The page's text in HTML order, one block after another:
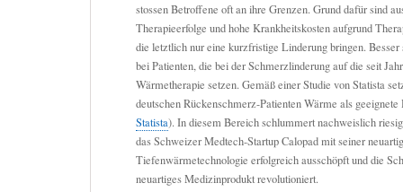
stossen Betroffene oft an ihre Grenzen. Grund dafür sind
Therapieerfolge und hohe Krankheitskosten aufgrund
die letztlich nur eine kurzfristige Linderung bringen. Besser
bei Patienten, die bei der Schmerzlinderung auf die seit
Wärmetherapie setzen. Gemäß einer Studie von Statista
deutschen Rückenschmerz-Patienten Wärme als
Statista). In diesem Bereich schlummert nachweislich
das Schweizer Medtech-Startup Calopad mit seiner
Tiefenwärmetechnologie erfolgreich ausschöpft und die
neuartiges Medizinprodukt revolutioniert.